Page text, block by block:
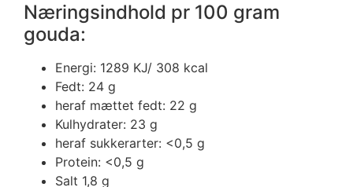
Næringsindhold pr 100 gram
gouda:
Energi: 1289 KJ/ 308 kcal
Fedt: 24 g
heraf mættet fedt: 22 g
Kulhydrater: 23 g
heraf sukkerarter: <0,5 g
Protein: <0,5 g
Salt 1,8 g